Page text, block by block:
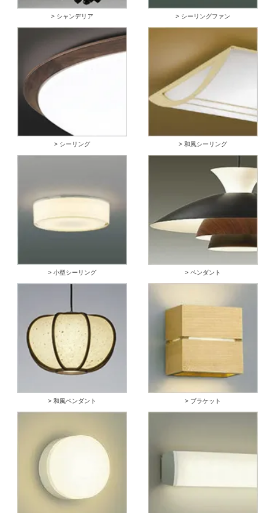
> シャンデリア > シーリングファン
> シーリング > 和風シーリング
> 小型シーリング > ペンダント
> 和風ペンダント > ブラケット